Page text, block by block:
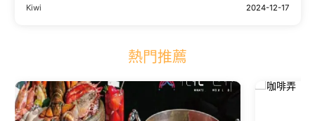
Kiwi 2024-12-17
熱門推薦